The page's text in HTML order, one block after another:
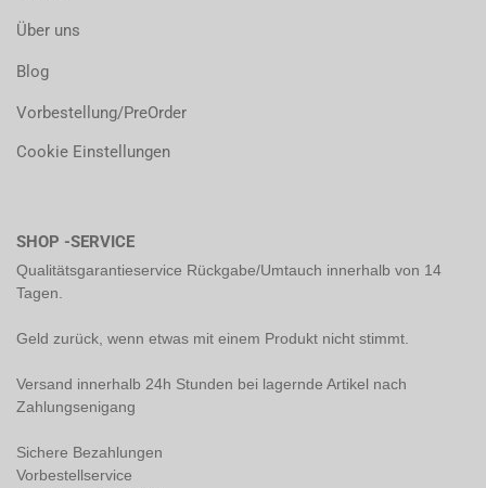
Über uns
Blog
Vorbestellung/PreOrder
Cookie Einstellungen
SHOP -SERVICE
Qualitätsgarantieservice Rückgabe/Umtauch innerhalb von 14
Tagen.
Geld zurück, wenn etwas mit einem Produkt nicht stimmt.
Versand innerhalb 24h Stunden bei lagernde Artikel nach
Zahlungsenigang
Sichere Bezahlungen
Vorbestellservice